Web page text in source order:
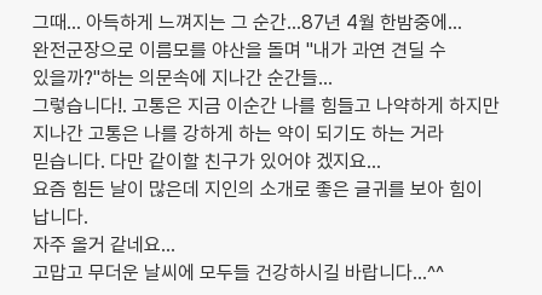
그때... 아득하게 느껴지는 그 순간...87년 4월 한밤중에...
완전군장으로 이름모를 야산을 돌며 "내가 과연 견딜 수
있을까?"하는 의문속에 지나간 순간들...
그렇습니다!. 고통은 지금 이순간 나를 힘들고 나약하게 하지만
지나간 고통은 나를 강하게 하는 약이 되기도 하는 거라
믿습니다. 다만 같이할 친구가 있어야 겠지요...
요즘 힘든 날이 많은데 지인의 소개로 좋은 글귀를 보아 힘이
납니다.
자주 올거 같네요...
고맙고 무더운 날씨에 모두들 건강하시길 바랍니다...^^